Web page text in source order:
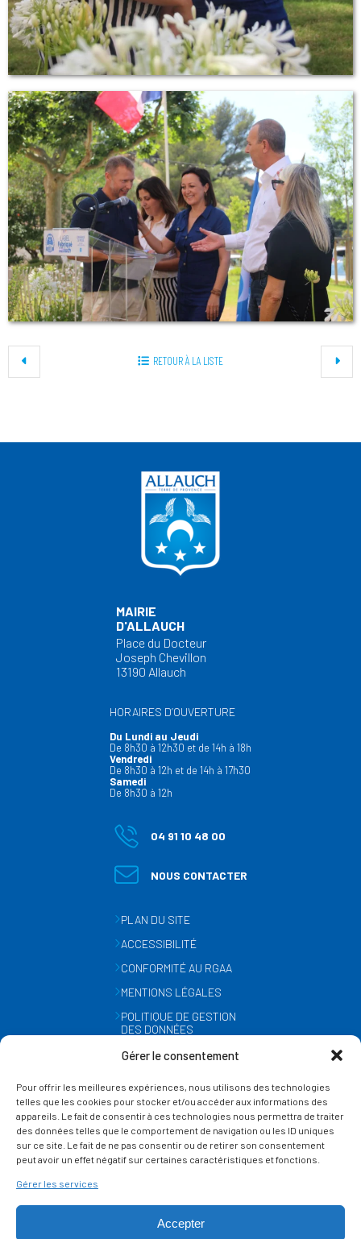
Gérer le consentement
Pour offrir les meilleures expériences, nous utilisons des technologies
telles que les cookies pour stocker et/ou accéder aux informations des
appareils. Le fait de consentir à ces technologies nous permettra de traiter
des données telles que le comportement de navigation ou les ID uniques
sur ce site. Le fait de ne pas consentir ou de retirer son consentement
peut avoir un effet négatif sur certaines caractéristiques et fonctions.
Gérer les services
Accepter
RETOUR À LA LISTE
MAIRIE
D'ALLAUCH
Place du Docteur
Joseph Chevillon
13190 Allauch
HORAIRES D’OUVERTURE
Du Lundi au Jeudi
De 8h30 à 12h30 et de 14h à 18h
Vendredi
De 8h30 à 12h et de 14h à 17h30
Samedi
De 8h30 à 12h
04 91 10 48 00
NOUS CONTACTER
PLAN DU SITE
ACCESSIBILITÉ
CONFORMITÉ AU RGAA
MENTIONS LÉGALES
POLITIQUE DE GESTION
DES DONNÉES
GESTION DES COOKIES
SUIVEZ-NOUS
SUR LES RÉSEAUX